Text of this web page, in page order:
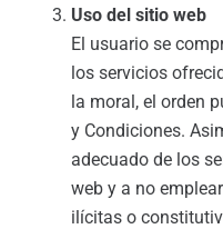
Uso del sitio web
El usuario se
los servicios
la moral, el orden
y Condiciones.
adecuado de los
web y a no
ilícitas o